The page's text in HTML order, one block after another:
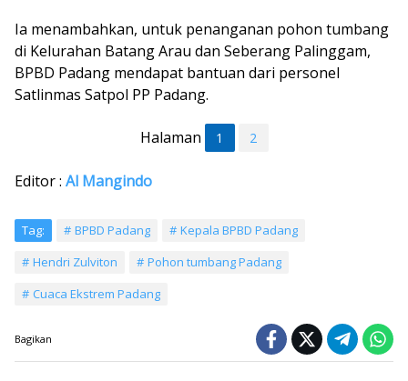
Ia menambahkan, untuk penanganan pohon tumbang
di Kelurahan Batang Arau dan Seberang Palinggam,
BPBD Padang mendapat bantuan dari personel
Satlinmas Satpol PP Padang.
Halaman 1 2
Editor : Al Mangindo
Tag: BPBD Padang
Kepala BPBD Padang
Hendri Zulviton
Pohon tumbang Padang
Cuaca Ekstrem Padang
Bagikan